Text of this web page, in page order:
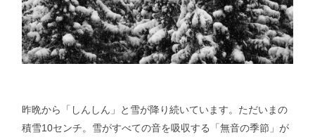
昨晩から「しんしん」と雪が降り続いています。ただいまの
積雪10センチ。雪がすべての音を吸収する「無音の季節」が